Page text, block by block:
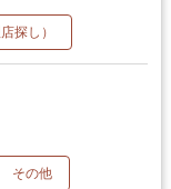
探し）
その他